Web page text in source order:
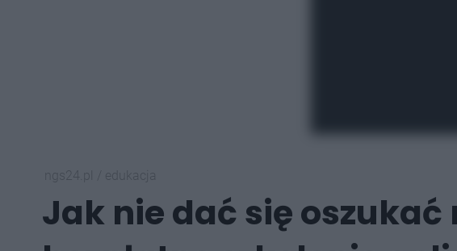
Jak nie dać się